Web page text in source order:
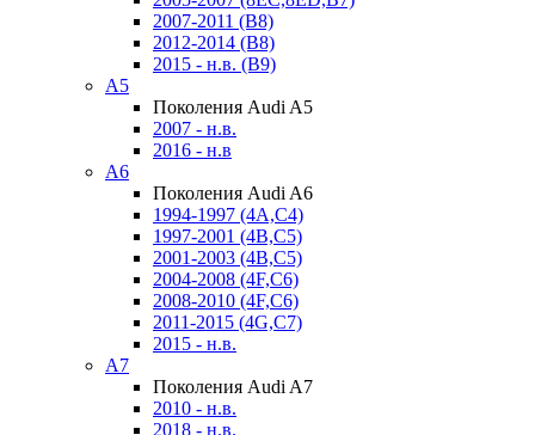
2007-2011 (B8)
2012-2014 (B8)
2015 - н.в. (B9)
A5
Поколения Audi A5
2007 - н.в.
2016 - н.в
A6
Поколения Audi A6
1994-1997 (4A,C4)
1997-2001 (4B,C5)
2001-2003 (4B,C5)
2004-2008 (4F,C6)
2008-2010 (4F,C6)
2011-2015 (4G,C7)
2015 - н.в.
A7
Поколения Audi A7
2010 - н.в.
2018 - н.в.